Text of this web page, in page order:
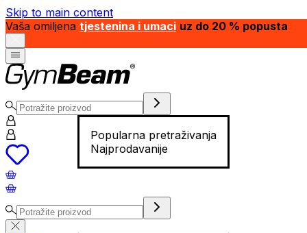
Skip to main content
Vaša omiljena tjestenina i umaci uz do 20 % popusta
Popularna pretraživanja
Najprodavanije